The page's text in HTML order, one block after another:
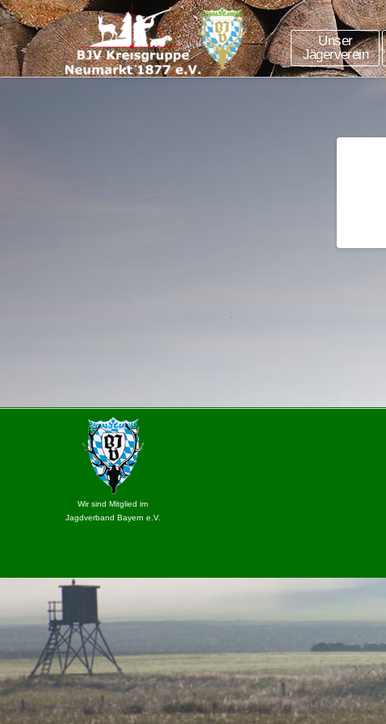
Unser
Jägerverein
Wir sind Mitglied im
Jagdverband Bayern e.V.